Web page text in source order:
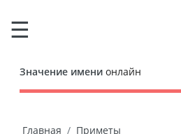
Значение имени онлайн
Главная
Приметы